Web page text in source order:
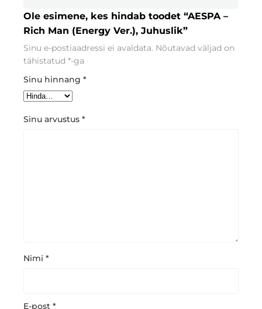
Ole esimene, kes hindab toodet “AESPA –
Rich Man (Energy Ver.), Juhuslik”
Sinu e-postiaadressi ei avaldata. Nõutavad väljad on
tähistatud *-ga
Sinu hinnang *
Sinu arvustus *
Nimi *
E-post *